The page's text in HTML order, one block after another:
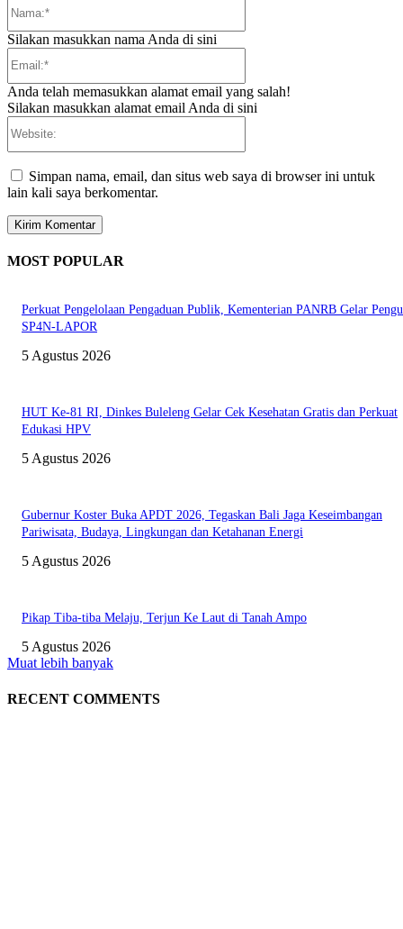
Silakan masukkan nama Anda di sini
Anda telah memasukkan alamat email yang salah!
Silakan masukkan alamat email Anda di sini
Simpan nama, email, dan situs web saya di browser ini untuk
lain kali saya berkomentar.
MOST POPULAR
Perkuat Pengelolaan Pengaduan Publik, Kementerian PANRB Gelar
SP4N-LAPOR
5 Agustus 2026
HUT Ke-81 RI, Dinkes Buleleng Gelar Cek Kesehatan Gratis dan Perkuat
Edukasi HPV
5 Agustus 2026
Gubernur Koster Buka APDT 2026, Tegaskan Bali Jaga Keseimbangan
Pariwisata, Budaya, Lingkungan dan Ketahanan Energi
5 Agustus 2026
Pikap Tiba-tiba Melaju, Terjun Ke Laut di Tanah Ampo
5 Agustus 2026
Muat lebih banyak
RECENT COMMENTS